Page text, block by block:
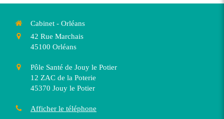
Cabinet - Orléans
42 Rue Marchais
45100 Orléans
Pôle Santé de Jouy le Potier
12 ZAC de la Poterie
45370 Jouy le Potier
Afficher le téléphone